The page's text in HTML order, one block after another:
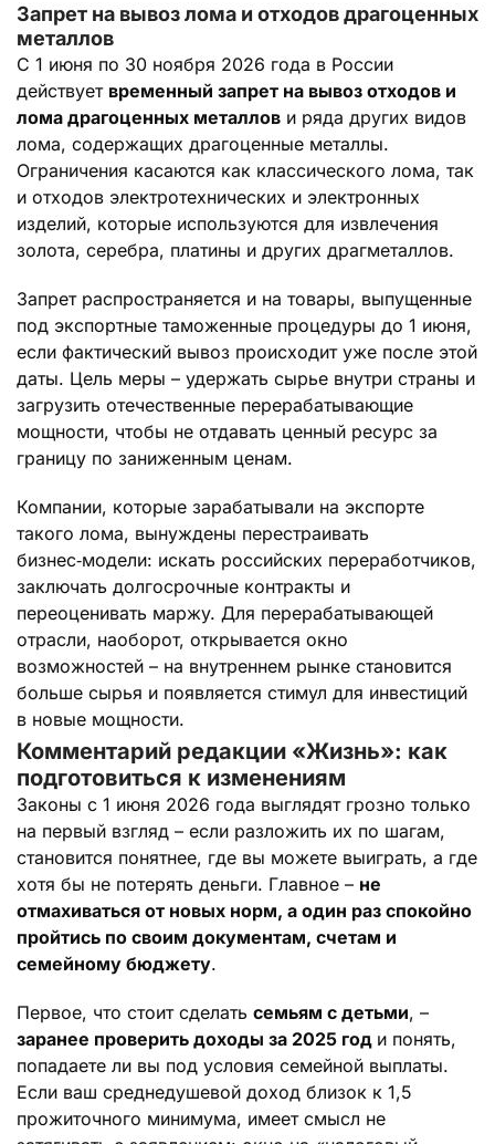
Запрет на вывоз лома и отходов драгоценных
металлов
С 1 июня по 30 ноября 2026 года в России
действует временный запрет на вывоз отходов и
лома драгоценных металлов и ряда других видов
лома, содержащих драгоценные металлы.
Ограничения касаются как классического лома, так
и отходов электротехнических и электронных
изделий, которые используются для извлечения
золота, серебра, платины и других драгметаллов.
Запрет распространяется и на товары, выпущенные
под экспортные таможенные процедуры до 1 июня,
если фактический вывоз происходит уже после этой
даты. Цель меры – удержать сырье внутри страны и
загрузить отечественные перерабатывающие
мощности, чтобы не отдавать ценный ресурс за
границу по заниженным ценам.
Компании, которые зарабатывали на экспорте
такого лома, вынуждены перестраивать
бизнес‑модели: искать российских переработчиков,
заключать долгосрочные контракты и
переоценивать маржу. Для перерабатывающей
отрасли, наоборот, открывается окно
возможностей – на внутреннем рынке становится
больше сырья и появляется стимул для инвестиций
в новые мощности.
Комментарий редакции «Жизнь»: как
подготовиться к изменениям
Законы с 1 июня 2026 года выглядят грозно только
на первый взгляд – если разложить их по шагам,
становится понятнее, где вы можете выиграть, а где
хотя бы не потерять деньги. Главное – не
отмахиваться от новых норм, а один раз спокойно
пройтись по своим документам, счетам и
семейному бюджету.
Первое, что стоит сделать семьям с детьми, –
заранее проверить доходы за 2025 год и понять,
попадаете ли вы под условия семейной выплаты.
Если ваш среднедушевой доход близок к 1,5
прожиточного минимума, имеет смысл не